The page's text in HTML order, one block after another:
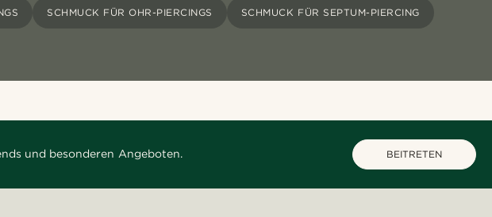
SCHMUCK FÜR OHR-PIERCINGS SCHMUCK FÜR SEPTUM-PIERCING
und besonderen Angeboten. BEITRETEN